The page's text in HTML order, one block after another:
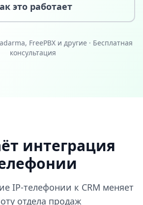
это работает
FreePBX и другие · Бесплатная
консультация
интеграция
IP-телефонии к CRM меняет
отдела продаж